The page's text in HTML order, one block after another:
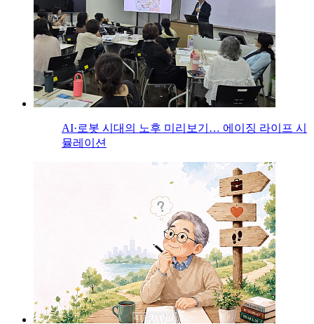
AI·로봇 시대의 노후 미리보기… 에이징 라이프 시
뮬레이션